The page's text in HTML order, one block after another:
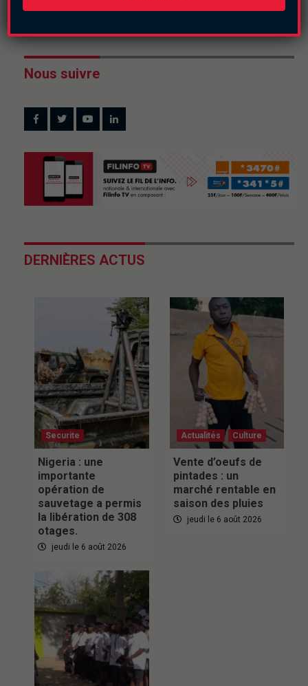
Nous suivre
DERNIÈRES ACTUS
Securite
Nigeria : une
importante
opération de
sauvetage a permis
la libération de 308
otages.
jeudi le 6 août 2026
Actualités Culture
Vente d’oeufs de
pintades : un
marché rentable en
saison des pluies
jeudi le 6 août 2026